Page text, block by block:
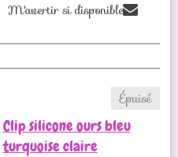
M'avertir si disponible
Épuisé
Clip silicone ours bleu
turquoise claire